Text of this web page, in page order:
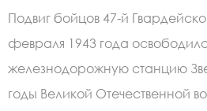
Подвиг бойцов 47-й
февраля 1943 года
железнодорожную станцию
годы Великой Отечественной